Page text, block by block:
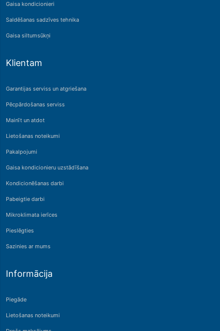
Gaisa kondicionieri
Saldēšanas sadzīves tehnika
Gaisa siltumsūkņi
Klientam
Garantijas serviss un atgriešana
Pēcpārdošanas serviss
Mainīt un atdot
Lietošanas noteikumi
Pakalpojumi
Gaisa kondicionieru uzstādīšana
Kondicionēšanas darbi
Pabeigtie darbi
Mikroklimata ierīces
Pieslēgties
Sazinies ar mums
Informācija
Piegāde
Lietošanas noteikumi